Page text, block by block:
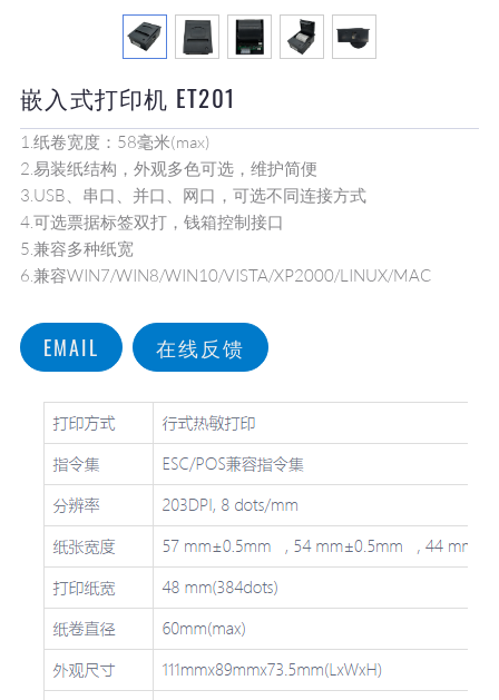
嵌入式打印机 ET201
1.纸卷宽度：58毫米(max)
2.易装纸结构，外观多色可选，维护简便
3.USB、串口、并口、网口，可选不同连接方式
4.可选票据标签双打，钱箱控制接口
5.兼容多种纸宽
6.兼容WIN7/WIN8/WIN10/VISTA/XP2000/LINUX/MAC
EMAIL 在线反馈